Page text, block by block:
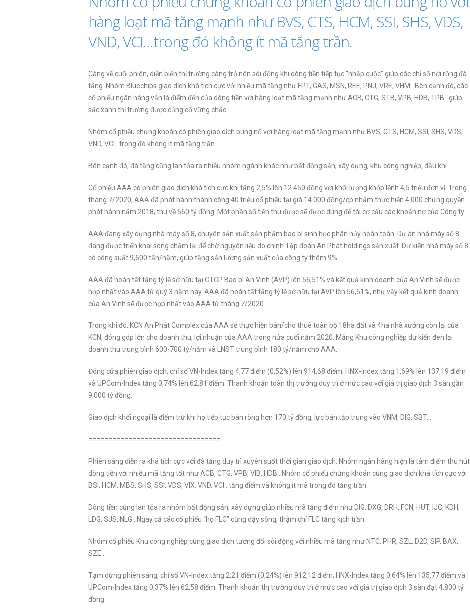
hàng loạt mã tăng mạnh như BVS, CTS, HCM, SSI, SHS, VDS,
VND, VCI…trong đó không ít mã tăng trần.
Càng về cuối phiên, diễn biến thị trường càng trở nên sôi động khi dòng tiền tiếp tục “nhập cuộc” giúp các chỉ số nới rộng đà
tăng. Nhóm Bluechips giao dịch khá tích cực với nhiều mã tăng như FPT, GAS, MSN, REE, PNJ, VRE, VHM…Bên cạnh đó, các
cổ phiếu ngân hàng vẫn là điểm đến của dòng tiền với hàng loạt mã tăng mạnh như ACB, CTG, STB, VPB, HDB, TPB…giúp
sắc xanh thị trường được củng cố vững chắc.
Nhóm cổ phiếu chứng khoán có phiên giao dịch bùng nổ với hàng loạt mã tăng mạnh như BVS, CTS, HCM, SSI, SHS, VDS,
VND, VCI…trong đó không ít mã tăng trần.
Bên cạnh đó, đà tăng cũng lan tỏa ra nhiều nhóm ngành khác như bất động sản, xây dựng, khu công nghiệp, dầu khí…
Cổ phiếu AAA có phiên giao dịch khá tích cực khi tăng 2,5% lên 12.450 đồng với khối lượng khớp lệnh 4,5 triệu đơn vị. Trong
tháng 7/2020, AAA đã phát hành thành công 40 triệu cổ phiếu tại giá 14.000 đồng/cp nhằm thực hiện 4.000 chứng quyền
phát hành năm 2018, thu về 560 tỷ đồng. Một phần số tiền thu được sẽ được dùng để tái cơ cấu các khoản nợ của Công ty.
AAA đang xây dựng nhà máy số 8, chuyên sản xuất sản phẩm bao bì sinh học phân hủy hoàn toàn. Dự án nhà máy số 8
đang được triển khai song chậm lại để chờ nguyên liệu do chính Tập đoàn An Phát holdings sản xuất. Dự kiến nhá máy số 8
có công suất 9,600 tấn/năm, giúp tăng sản lượng sản xuất của công ty thêm 9%.
AAA đã hoàn tất tăng tỷ lệ sở hữu tại CTCP Bao bì An Vinh (AVP) lên 56,51% và kết quả kinh doanh của An Vinh sẽ được
hợp nhất vào AAA từ quý 3 năm nay. AAA đã hoàn tất tăng tỷ lệ sở hữu tại AVP lên 56,51%, như vậy kết quả kinh doanh
của An Vinh sẽ được hợp nhất vào AAA từ tháng 7/2020.
Trong khi đó, KCN An Phát Complex của AAA sẽ thực hiện bán/cho thuê toàn bộ 18ha đất và 4ha nhà xưởng còn lại của
KCN, đóng góp lớn cho doanh thu, lợi nhuận của AAA trong nửa cuối năm 2020. Mảng Khu công nghiệp dự kiến đen lại
doanh thu trung bình 600-700 tỷ/năm và LNST trung bình 180 tỷ/năm cho AAA.
Đóng cửa phiên giao dịch, chỉ số VN-Index tăng 4,77 điểm (0,52%) lên 914,68 điểm; HNX-Index tăng 1,69% lên 137,19 điểm
và UPCom-Index tăng 0,74% lên 62,81 điểm. Thanh khoản toàn thị trường duy trì ở mức cao với giá trị giao dịch 3 sàn gần
9.000 tỷ đồng.
Giao dịch khối ngoại là điểm trừ khi họ tiếp tục bán ròng hơn 170 tỷ đồng, lực bán tập trung vào VNM, DIG, SBT…
=================================
Phiên sáng diễn ra khá tích cực với đà tăng duy trì xuyên suốt thời gian giao dịch. Nhóm ngân hàng hiện là tâm điểm thu hút
dòng tiền với nhiều mã tăng tốt như ACB, CTG, VPB, VIB, HDB…Nhóm cổ phiếu chứng khoán cũng giao dịch khá tích cực với
BSI, HCM, MBS, SHS, SSI, VDS, VIX, VND, VCI…tăng điểm và không ít mã trong đó tăng trần.
Dòng tiền cũng lan tỏa ra nhóm bất động sản, xây dựng giúp nhiều mã tăng điểm như DIG, DXG, DRH, FCN, HUT, IJC, KDH,
LDG, SJS, NLG…Ngay cả các cổ phiếu “họ FLC” cũng dậy sóng, thậm chí FLC tăng kịch trần.
Nhóm cổ phiếu Khu công nghiệp cũng giao dịch tương đối sôi động với nhiều mã tăng như NTC, PHR, SZL, D2D, SIP, BAX,
SZE…
Tạm dừng phiên sáng, chỉ số VN-Index tăng 2,21 điểm (0,24%) lên 912,12 điểm; HNX-Index tăng 0,64% lên 135,77 điểm và
UPCom-Index tăng 0,37% lên 62,58 điểm. Thanh khoản thị trường duy trì ở mức cao với giá trị giao dịch 3 sàn đạt 4.800 tỷ
đồng.